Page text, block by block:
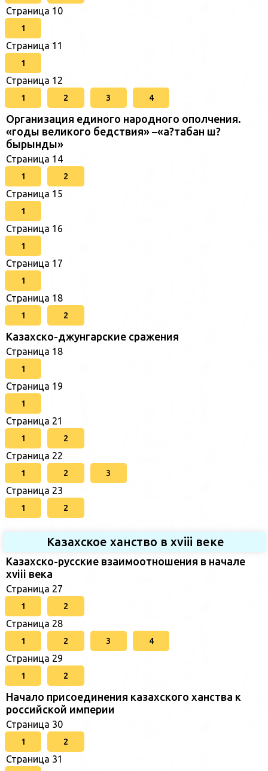
Страница 10
1
Страница 11
1
Страница 12
1 2 3 4
Организация единого народного ополчения.
«годы великого бедствия» –«а?табан ш?
бырынды»
Страница 14
1 2
Страница 15
1
Страница 16
1
Страница 17
1
Страница 18
1 2
Казахско-джунгарские сражения
Страница 18
1
Страница 19
1
Страница 21
1 2
Страница 22
1 2 3
Страница 23
1 2
Казахское ханство в хviii веке
Казахско-русские взаимоотношения в начале
xviii века
Страница 27
1 2
Страница 28
1 2 3 4
Страница 29
1 2
Начало присоединения казахского ханства к
российской империи
Страница 30
1 2
Страница 31